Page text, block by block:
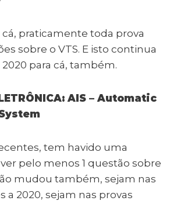
cá, praticamente toda prova
sobre o VTS. E isto continua
para cá, também.
AIS – Automatic
tem havido uma
pelo menos 1 questão sobre
mudou também, sejam nas
a 2020, sejam nas provas